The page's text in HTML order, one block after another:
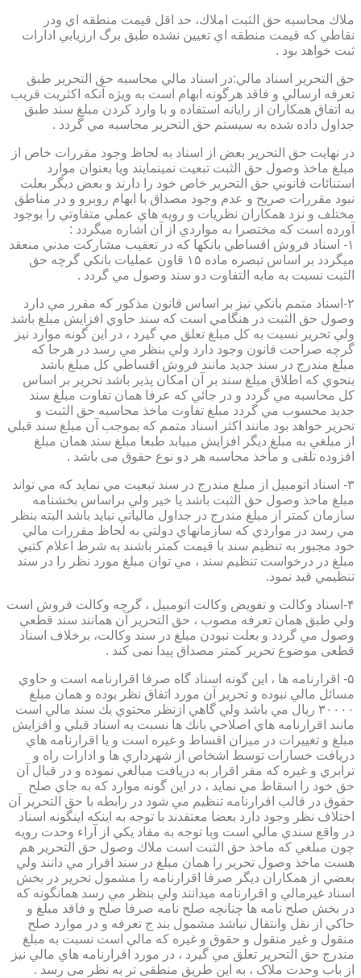
ملاك محاسبه حق الثبت املاك، حد اقل قيمت منطقه اي ودر
نقاطي كه قيمت منطقه اي تعيين نشده طبق برگ ارزيابي ادارات
ثبت خواهد بود .
حق التحرير اسناد مالي:در اسناد مالي محاسبه حق التحرير طبق
تعرفه ارسالي و فاقد هرگونه ابهام است به ويژه آنكه اكثريت قريب
به اتفاق همكاران از رايانه استفاده و با وارد كردن مبلغ سند طبق
جداول داده شده به سيستم حق التحرير محاسبه مي گردد .
در نهايت حق التحرير بعض از اسناد به لحاظ وجود مقررات خاص از
مبلغ ماخذ وصول حق الثبت تبعيت نمينمايند ويا بعنوان موارد
استنائات قانوني حق التحرير خاص خود را دارند و بعض ديگر بعلت
نبود مقررات صريح و عدم وجود مصداق با ابهام روبرو و در مناطق
مختلف و نزد همكاران نظريات و رويه هاي عملي متفاوتي را بوجود
آورده است كه مختصرا به مواردي از آن اشاره ميگردد :
۱- اسناد فروش اقساطي بانكها كه در تعقيب مشاركت مدني منعقد
ميگردد بر اساس تبصره ماده ۱۵ قاون عمليات بانكي گرچه حق
الثبت نسبت به مابه التفاوت دو سند وصول مي گردد .
۲-اسناد متمم بانكي نيز بر اساس قانون مذكور كه مقرر مي دارد
وصول حق الثبت در هنگامي است كه سند حاوي افزايش مبلغ باشد
ولي تحرير نسبت به كل مبلغ تعلق مي گيرد ، در اين گونه موارد نيز
گرچه صراحت قانون وجود دارد ولي بنظر مي رسد در هرجا كه
مبلغ مندرج در سند جديد مانند فروش اقساطي كل مبلغ باشد
بنحوي كه اطلاق مبلغ سند بر آن امكان پذير باشد تحرير بر اساس
كل محاسبه مي گردد و در جائي كه عرفا همان تفاوت مبلغ سند
جديد محسوب مي گردد مبلغ تفاوت ماخذ محاسبه حق الثبت و
تحرير خواهد بود مانند اكثر اسناد متمم كه بموجب آن مبلغ سند قبلي
از مبلغي به مبلغ ديگر افزايش مييابد طبعا مبلغ سند همان مبلغ
افزوده تلقی و مأخذ محاسبه هر دو نوع حقوق می باشد .
۳- اسناد اتومبيل از مبلغ مندرج در سند تبعيت مي نمايد كه مي تواند
مبلغ ماخذ وصول حق الثبت باشد يا خير ولي براساس بخشنامه
سازمان كمتر از مبلغ مندرج در جداول مالياتي نبايد باشد البته بنظر
مي رسد در مواردي كه سازمانهاي دولتي به لحاظ مقررات مالي
خود مجبور به تنظيم سند با قيمت كمتر باشند به شرط اعلام كتبي
مبلغ در درخواست تنظيم سند ، مي توان مبلغ مورد نظر را در سند
تنظيمي قيد نمود.
۴-اسناد وكالت و تفويض وكالت اتومبيل ، گرچه وكالت فروش است
ولي طبق همان تعرفه مصوب ، حق التحرير آن همانند سند قطعي
وصول مي گردد و بعلت نبودن مبلغ در سند وكالت، برخلاف اسناد
قطعی موضوع تحریر کمتر مصداق پیدا نمی کند .
۵- اقرارنامه ها ، اين گونه اسناد گاه صرفا اقرارنامه است و حاوي
مسائل مالي نبوده و تحرير آن مورد اتفاق نظر بوده و همان مبلغ
۳۰۰۰۰ ريال مي باشد ولي گاهي ازنظر محتوي يك سند مالي است
مانند اقرارنامه هاي اصلاحي بانك ها نسبت به اسناد قبلي و افزايش
مبلغ و تغييرات در ميزان اقساط و غيره است و يا اقرارنامه هاي
دريافت خسارات توسط اشخاص از شهرداري ها و ادارات راه و
ترابري و غيره كه مقر اقرار به دريافت مبالغي نموده و در قبال آن
حق خود را اسقاط مي نمايد ، در اين گونه موارد كه به جاي صلح
حقوق در قالب اقرارنامه تنظيم مي شود در رابطه با حق التحرير آن
اختلاف نظر وجود دارد بعضا معتقدند با توجه به اينكه اينگونه اسناد
در واقع سندي مالي است وبا توجه به مفاد يكي از آراء وحدت رويه
چون مبلغي كه ماخذ حق الثبت است ملاك وصول حق التحرير هم
هست ماخذ وصول تحرير را همان مبلغ در سند اقرار مي دانند ولي
بعضي از همكاران ديگر صرفا اقرارنامه را مشمول تحرير در بخش
اسناد غيرمالي و اقرارنامه ميدانند ولي بنظر مي رسد همانگونه كه
در بخش صلح نامه ها چنانچه صلح نامه صرفا صلح و فاقد مبلغ و
حاكي از نقل وانتقال نباشد مشمول بند ج تعرفه و در موارد صلح
منقول و غير منقول و حقوق و غيره كه مالي است نسبت به مبلغ
مندرج حق التحرير تعلق مي گيرد ، در مورد اقرارنامه هاي مالي نيز
از باب وحدت ملاک ، به این طریق منطقی تر به نظر می رسد .